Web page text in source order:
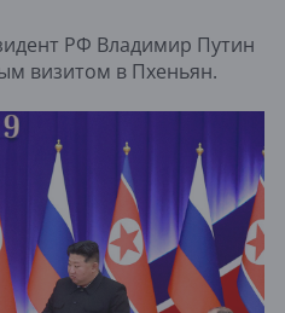
РФ Владимир Путин
визитом в Пхеньян.